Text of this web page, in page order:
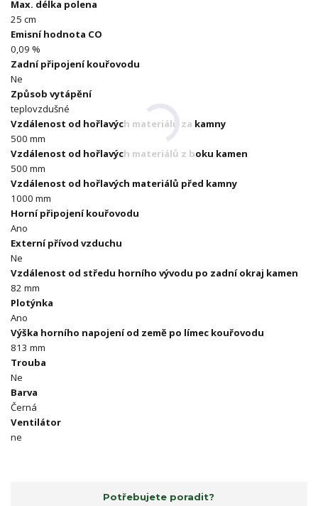
Max. délka polena
25 cm
Emisní hodnota CO
0,09 %
Zadní připojení kouřovodu
Ne
Způsob vytápění
teplovzdušné
Vzdálenost od hořlavých materiálů za kamny
500 mm
Vzdálenost od hořlavých materiálů z boku kamen
500 mm
Vzdálenost od hořlavých materiálů před kamny
1000 mm
Horní připojení kouřovodu
Ano
Externí přívod vzduchu
Ne
Vzdálenost od středu horního vývodu po zadní okraj kamen
82 mm
Plotýnka
Ano
Výška horního napojení od země po límec kouřovodu
813 mm
Trouba
Ne
Barva
Černá
Ventilátor
ne
Potřebujete poradit?